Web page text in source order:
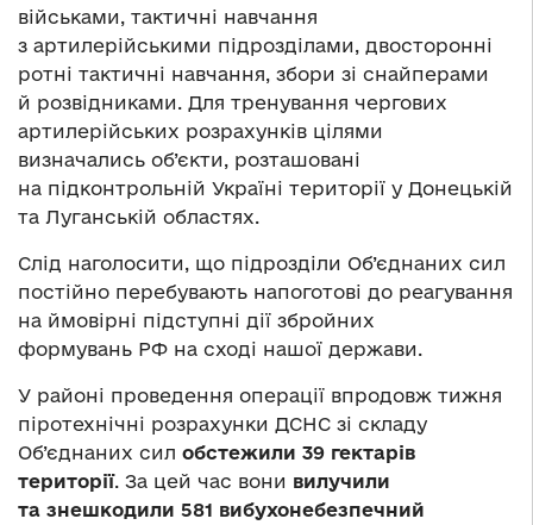
військами, тактичні навчання
з артилерійськими підрозділами, двосторонні
ротні тактичні навчання, збори зі снайперами
й розвідниками. Для тренування чергових
артилерійських розрахунків цілями
визначались об’єкти, розташовані
на підконтрольній Україні території у Донецькій
та Луганській областях.
Слід наголосити, що підрозділи Об’єднаних сил
постійно перебувають напоготові до реагування
на ймовірні підступні дії збройних
формувань РФ на сході нашої держави.
У районі проведення операції впродовж тижня
піротехнічні розрахунки ДСНС зі складу
Об’єднаних сил обстежили 39 гектарів
території. За цей час вони вилучили
та знешкодили 581 вибухонебезпечний